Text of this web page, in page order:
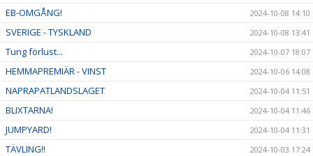
EB-OMGÅNG! 2024-10-08 14:10
SVERIGE - TYSKLAND 2024-10-08 13:41
Tung förlust... 2024-10-07 18:07
HEMMAPREMIÄR - VINST 2024-10-06 14:08
NAPRAPATLANDSLAGET 2024-10-04 11:51
BLIXTARNA! 2024-10-04 11:46
JUMPYARD! 2024-10-04 11:31
TÄVLING!! 2024-10-03 17:24